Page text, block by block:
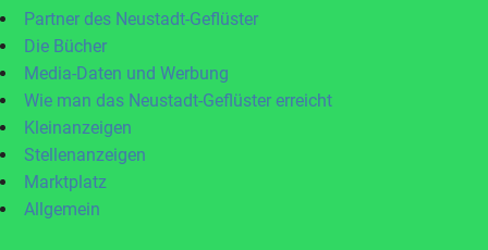
Partner des Neustadt-Geflüster
Die Bücher
Media-Daten und Werbung
Wie man das Neustadt-Geflüster erreicht
Kleinanzeigen
Stellenanzeigen
Marktplatz
Allgemein